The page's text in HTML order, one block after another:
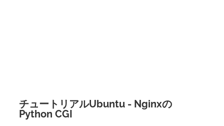
チュートリアルUbuntu - Nginxの
Python CGI